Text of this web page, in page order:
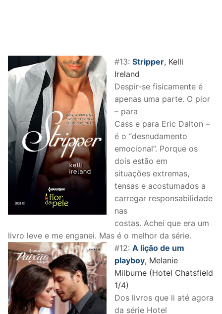
#13: Stripper, Kelli
Ireland
Despir-se fisicamente é
apenas uma parte. O pior
– para
Cass e para Eric Dalton –
é o “desnudamento
emocional”. Porque os
dois estão em
situações extremas,
tensas e acostumados a
carregar responsabilidade
nas
costas. Achei que era um
livro leve e me enganei. Mas é o melhor da série.
#12: A lição de um
playboy, Melanie
Milburne (Hotel Chatsfield
1/4)
Dos livros que li até agora
da série Hotel